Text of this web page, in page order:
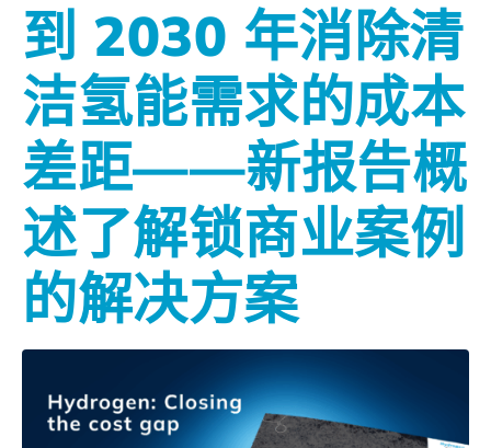
到 2030 年消除清
洁氢能需求的成本
差距——新报告概
述了解锁商业案例
的解决方案